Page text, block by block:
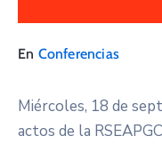
En Conferencias
Miércoles, 18 de
actos de la RSEAPGC